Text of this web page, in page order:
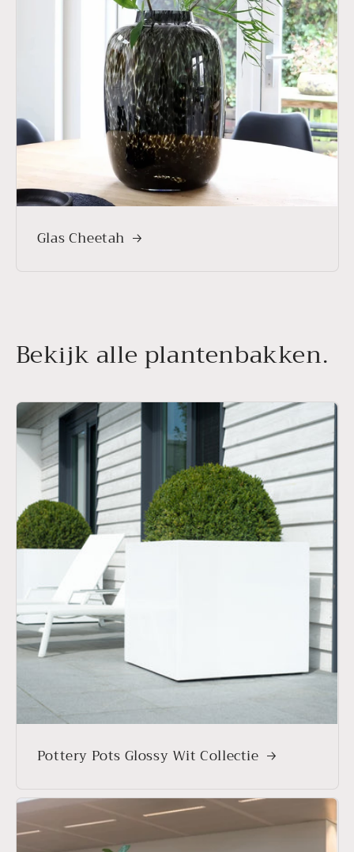
Glas Cheetah
Bekijk alle plantenbakken.
Pottery Pots Glossy Wit Collectie